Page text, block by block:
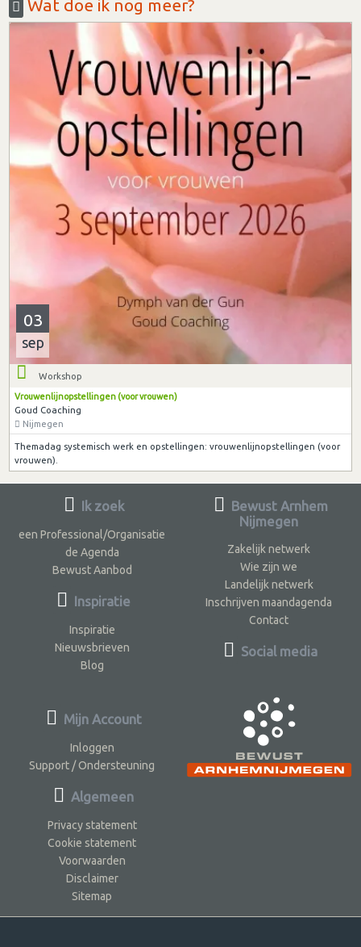
Wat doe ik nog meer?
03
sep
Workshop
Vrouwenlijnopstellingen (voor vrouwen)
Goud Coaching
Nijmegen
Themadag systemisch werk en opstellingen: vrouwenlijnopstellingen (voor
vrouwen).
Ik zoek
een Professional/Organisatie
de Agenda
Bewust Aanbod
Inspiratie
Inspiratie
Nieuwsbrieven
Blog
Bewust Arnhem
Nijmegen
Zakelijk netwerk
Wie zijn we
Landelijk netwerk
Inschrijven maandagenda
Contact
Social media
Mijn Account
Inloggen
Support / Ondersteuning
Algemeen
Privacy statement
Cookie statement
Voorwaarden
Disclaimer
Sitemap